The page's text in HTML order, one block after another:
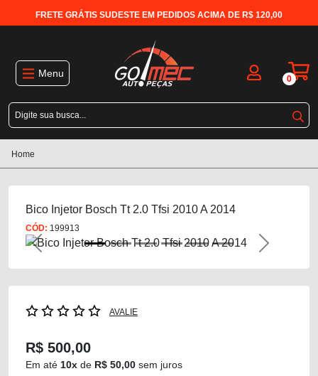
FRETE GRÁTIS SUDESTE EM PEDIDOS ACIMA DE R$ 120,00
Menu 0
Home
Bico Injetor Bosch Tt 2.0 Tfsi 2010 A 2014
CÓD: 199913
Previous Next
AVALIE
R$ 500,00
Em até 10x de R$ 50,00 sem juros